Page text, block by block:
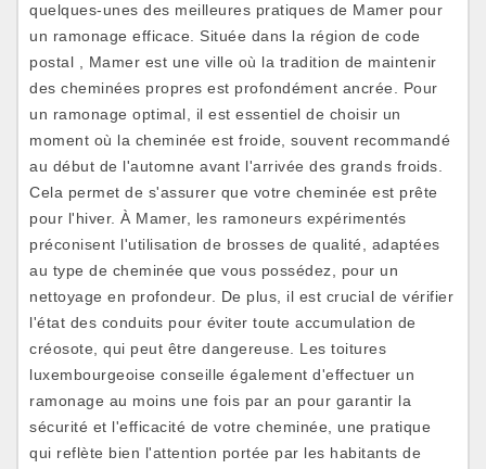
quelques-unes des meilleures pratiques de Mamer pour
un ramonage efficace. Située dans la région de code
postal , Mamer est une ville où la tradition de maintenir
des cheminées propres est profondément ancrée. Pour
un ramonage optimal, il est essentiel de choisir un
moment où la cheminée est froide, souvent recommandé
au début de l'automne avant l'arrivée des grands froids.
Cela permet de s'assurer que votre cheminée est prête
pour l'hiver. À Mamer, les ramoneurs expérimentés
préconisent l'utilisation de brosses de qualité, adaptées
au type de cheminée que vous possédez, pour un
nettoyage en profondeur. De plus, il est crucial de vérifier
l'état des conduits pour éviter toute accumulation de
créosote, qui peut être dangereuse. Les toitures
luxembourgeoise conseille également d'effectuer un
ramonage au moins une fois par an pour garantir la
sécurité et l'efficacité de votre cheminée, une pratique
qui reflète bien l'attention portée par les habitants de